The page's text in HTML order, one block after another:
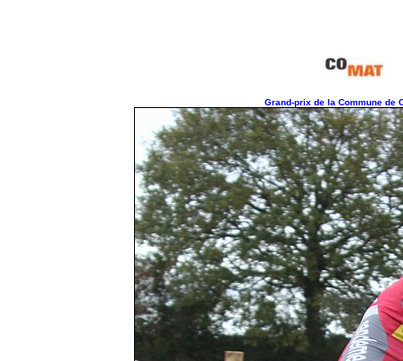
Grand-prix de la Commune de